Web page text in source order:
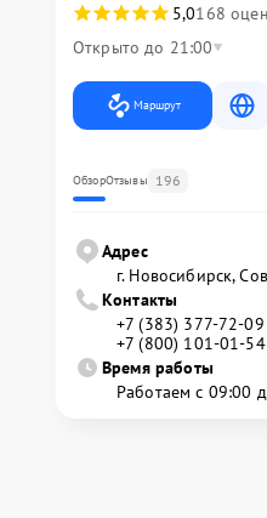
5,0168
Открыто до 21:00
Маршрут
ОбзорОтзывы 196
Адрес
г. Новосибирск,
Контакты
+7 (383) 377-72-09
+7 (800) 101-01-54
Время работы
Работаем с 09:00